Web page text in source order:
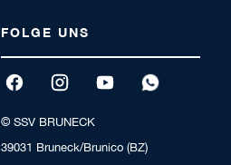
FOLGE UNS
© SSV BRUNECK
39031 Bruneck/Brunico (BZ)